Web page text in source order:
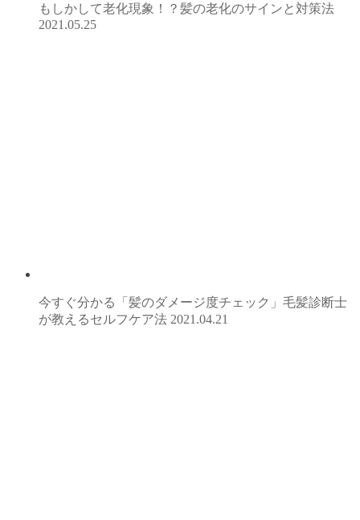
もしかして老化現象！？髪の老化のサインと対策法
2021.05.25
今すぐ分かる「髪のダメージ度チェック」毛髪診断士
が教えるセルフケア法 2021.04.21